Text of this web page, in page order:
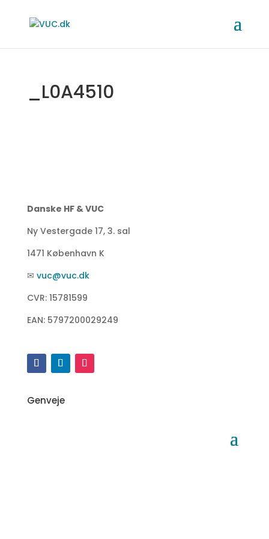
_L0A4510
Danske HF & VUC
Ny Vestergade 17, 3. sal
1471 København K
✉ vuc@vuc.dk
CVR: 15781599
EAN: 5797200029249
Genveje